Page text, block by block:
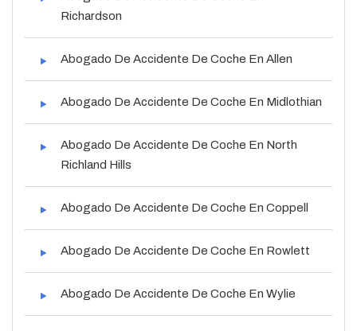
Richardson
Abogado De Accidente De Coche En Allen
Abogado De Accidente De Coche En Midlothian
Abogado De Accidente De Coche En North
Richland Hills
Abogado De Accidente De Coche En Coppell
Abogado De Accidente De Coche En Rowlett
Abogado De Accidente De Coche En Wylie